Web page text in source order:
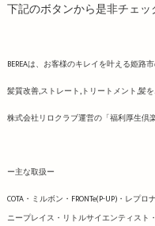
下記のボタンから是非チェッ
BEREAは、お客様のキレイを叶える姫路
髪質改善,ストレート,トリートメント,髪
株式会社リロクラブ運営の「福利厚生倶
ー主な取扱ー
COTA・ミルボン・FRONTe(P-UP)・レプ
ニープレイス・リトルサイエンティスト